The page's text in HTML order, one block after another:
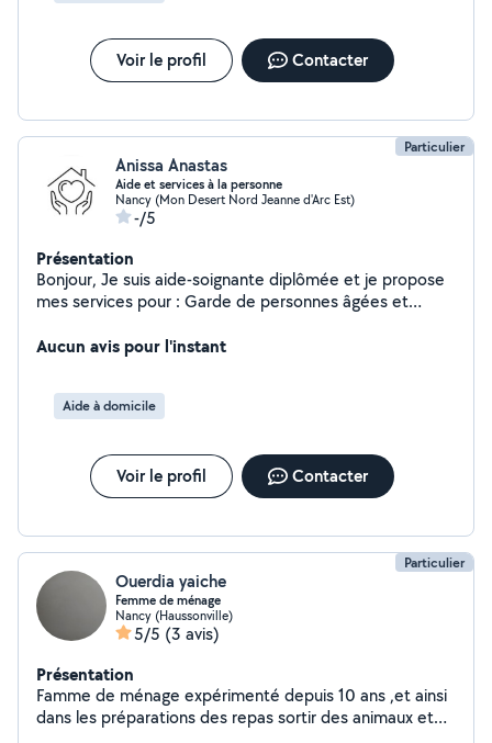
Voir le profil Contacter
Particulier
Anissa Anastas
Aide et services à la personne
Nancy (Mon Desert Nord Jeanne d'Arc Est)
-/5
Présentation
Bonjour, Je suis aide-soignante diplômée et je propose
mes services pour : Garde de personnes âgées et
d'enfants de 3 à 10 ans. Accompagnement de
actuellement en formation pour devenir infirmière, ce
qui signifie que mes disponibilités peuvent varier.
besoins et de mes disponibilités. Sérieuse, attentionnée
et expérimentée, je mets un point d'honneur à offrir un
accompagnement de qualité et en toute sécurité.
Aucun avis pour l'instant
Aide à domicile
Voir le profil Contacter
Particulier
Ouerdia yaiche
Femme de ménage
Nancy (Haussonville)
5/5 (3 avis)
Présentation
Famme de ménage expérimenté depuis 10 ans ,et ainsi
dans les préparations des repas sortir des animaux et